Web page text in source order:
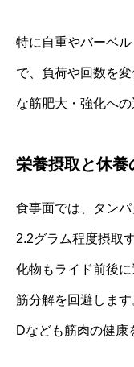
特に自重やバーベ
で、負荷や回数を
な筋肥大・強化への
栄養摂取と休養
食事面では、タン
2.2グラム程度摂取
化物もライド前後
筋分解を回避しま
Dなども筋肉の健康